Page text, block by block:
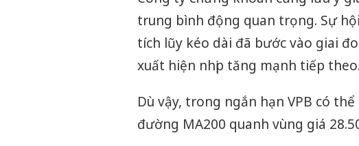
trung bình động quan trọng. Sự
tích lũy kéo dài đã bước vào giai
xuất hiện nhịp tăng mạnh tiếp theo.
Dù vậy, trong ngắn hạn VPB có
đường MA200 quanh vùng giá